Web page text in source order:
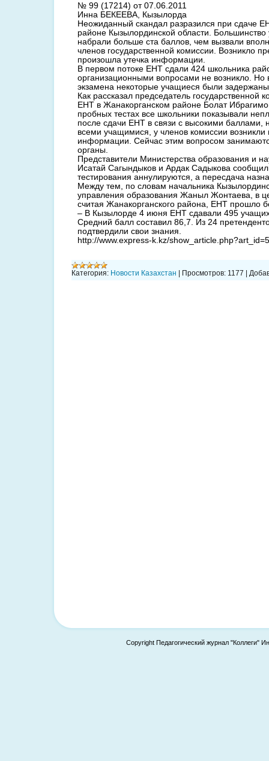
№ 99 (17214) от 07.06.2011
Инна БЕКЕЕВА, Кызылорда
Неожиданный скандал разразился при сдаче
районе Кызылординской области. Большинство
набрали больше ста баллов, чем вызвали
членов государственной комиссии. Возникло
произошла утечка информации.
В первом потоке ЕНТ сдали 424 школьника
организационными вопросами не возникло. Но
экзамена некоторые учащиеся были
Как рассказал председатель государственной
ЕНТ в Жанакорганском районе Болат
пробных тестах все школьники показывали
после сдачи ЕНТ в связи с высокими баллами,
всеми учащимися, у членов комиссии возникли
информации. Сейчас этим вопросом
органы.
Представители Министерства образования и
Исатай Сагындыков и Ардак Садыкова
тестирования аннулируются, а пересдача
Между тем, по словам начальника
управления образования Жаныл Жонтаева, в
считая Жанакорганского района, ЕНТ прошло
– В Кызылорде 4 июня ЕНТ сдавали 495
Средний балл составил 86,7. Из 24
подтвердили свои знания.
http://www.express-k.kz/
Категория: Новости Казахстан | Просмотров: 1177 |
Copyright Педагогический журнал "Коллеги"